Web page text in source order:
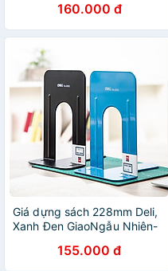
Chính Hãng hạn chế gù lưng
cho bé - Có nhiều nấc chiều
cao để lựa chọn - Nhựa an
toàn cho trẻ em DỤNG CỤ
HỌC SINH KHÁC
160.000 đ
Giá dựng sách 228mm Deli,
Xanh Đen GiaoNgẫu Nhiên-
155.000 đ